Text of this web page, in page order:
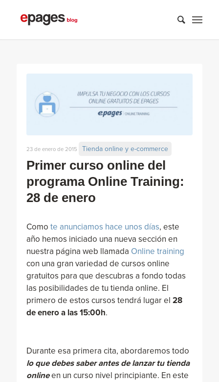
Primer curso online del
programa Online Training:
28 de enero
23 de enero de 2015 Tienda online y e-commerce
Como te anunciamos hace unos días, este
año hemos iniciado una nueva sección en
nuestra página web llamada Online training
con una gran variedad de cursos online
gratuitos para que descubras a fondo todas
las posibilidades de tu tienda online. El
primero de estos cursos tendrá lugar el 28
de enero a las 15:00h.
Durante esa primera cita, abordaremos todo
lo que debes saber antes de lanzar tu tienda
onlineen un curso nivel principiante. En este